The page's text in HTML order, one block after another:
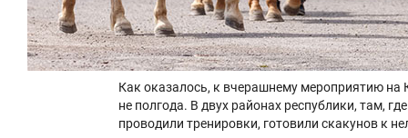
Как оказалось, к вчерашнему мероприятию на
не полгода. В двух районах республики, там,
проводили тренировки, готовили скакунов к